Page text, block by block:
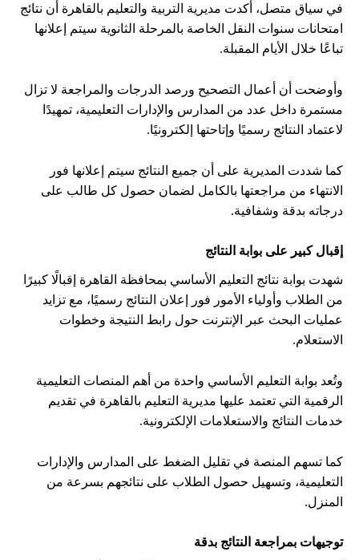
في سياق متصل، أكدت مديرية التربية والتعليم بالقاهرة أن نتائج
امتحانات سنوات النقل الخاصة بالمرحلة الثانوية سيتم إعلانها
تباعًا خلال الأيام المقبلة.
وأوضحت أن أعمال التصحيح ورصد الدرجات والمراجعة لا تزال
مستمرة داخل عدد من المدارس والإدارات التعليمية، تمهيدًا
لاعتماد النتائج رسميًا وإتاحتها إلكترونيًا.
كما شددت المديرية على أن جميع النتائج سيتم إعلانها فور
الانتهاء من مراجعتها بالكامل لضمان حصول كل طالب على
درجاته بدقة وشفافية.
إقبال كبير على بوابة النتائج
شهدت بوابة نتائج التعليم الأساسي بمحافظة القاهرة إقبالًا كبيرًا
من الطلاب وأولياء الأمور فور إعلان النتائج رسميًا، مع تزايد
عمليات البحث عبر الإنترنت حول رابط النتيجة وخطوات
الاستعلام.
وتُعد بوابة التعليم الأساسي واحدة من أهم المنصات التعليمية
الرقمية التي تعتمد عليها مديرية التعليم بالقاهرة في تقديم
خدمات النتائج والاستعلامات الإلكترونية.
كما تسهم المنصة في تقليل الضغط على المدارس والإدارات
التعليمية، وتسهيل حصول الطلاب على نتائجهم بسرعة من
المنزل.
توجيهات بمراجعة النتائج بدقة